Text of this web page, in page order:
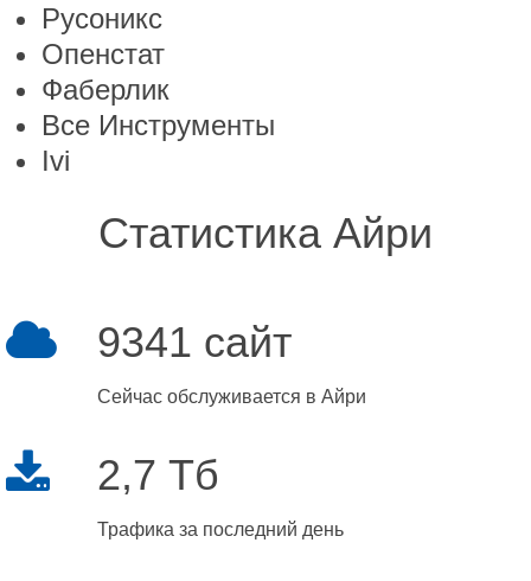
Русоникс
Опенстат
Фаберлик
Все Инструменты
Ivi
Статистика Айри
9341 сайт
Сейчас обслуживается в Айри
2,7 Тб
Трафика за последний день